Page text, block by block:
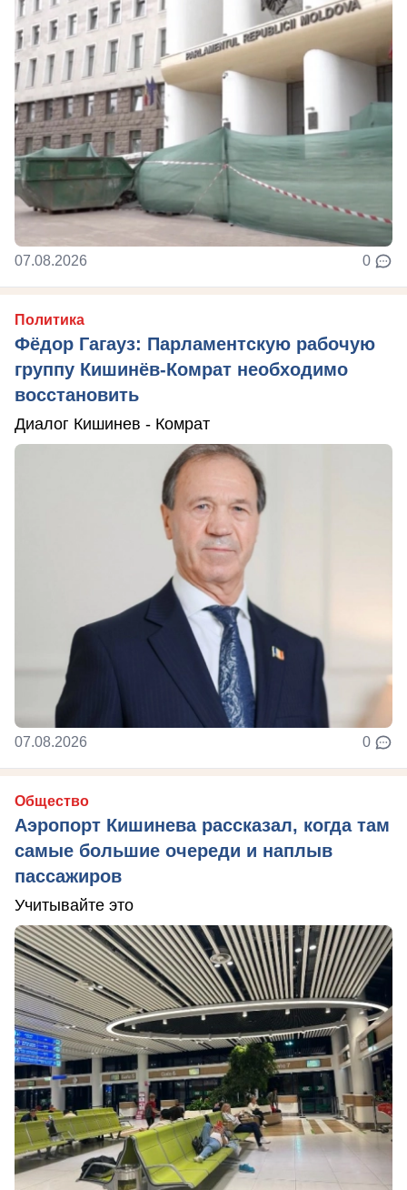
07.08.2026 0
Политика
Фёдор Гагауз: Парламентскую рабочую
группу Кишинёв-Комрат необходимо
восстановить
Диалог Кишинев - Комрат
07.08.2026 0
Общество
Аэропорт Кишинева рассказал, когда там
самые большие очереди и наплыв
пассажиров
Учитывайте это